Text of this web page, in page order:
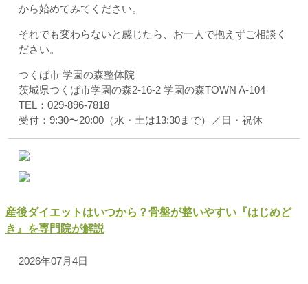
から始めてみてください。
それでも変わらないと感じたら、お一人で抱えずご相談く
ださい。
つくば市 学園の森整体院
茨城県つくば市学園の森2-16-2 学園の森TOWN A-104
TEL：029-896-7818
受付：9:30〜20:00（水・土は13:30まで）／日・祝休
産後ダイエットはいつから？骨盤が整いやすい『はじめど
き』を専門院が解説
2026年07月4日